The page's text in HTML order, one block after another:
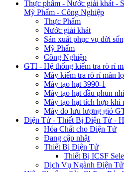
Thực phẩm - Nước giải khát -
Mỹ Phẩm - Công Nghiệp
Thực Phẩm
Nước giải khát
Sản xuất phục vụ đời
Mỹ Phẩm
Công Nghiệp
GTI - Hệ thống kiểm tra rò rỉ
Máy kiểm tra rò rỉ màn
Máy tạo hạt 3990-1
Máy tạo hạt đầu phun
Máy tạo hạt tích hợp khí
Máy đo lưu lượng gió
Điện Tử - Thiết Bị Điện Tử -
Hóa Chất cho Điện Tử
Đang cập nhật
Thiết Bị Điện Tử
Thiết Bị ICSF
Dịch Vụ Ngành Điện Tử